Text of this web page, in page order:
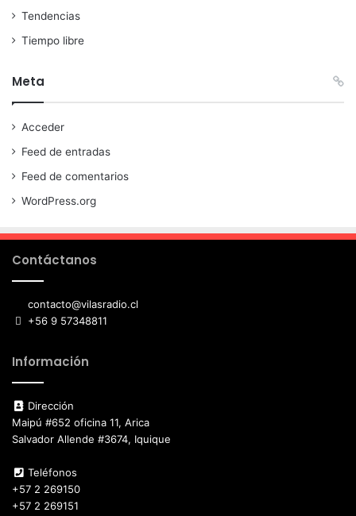
Tendencias
Tiempo libre
Meta
Acceder
Feed de entradas
Feed de comentarios
WordPress.org
Contáctanos
contacto@vilasradio.cl
+56 9 57348811
Información
Dirección
Maipú #652 oficina 11, Arica
Salvador Allende #3674, Iquique
Teléfonos
+57 2 269150
+57 2 269151